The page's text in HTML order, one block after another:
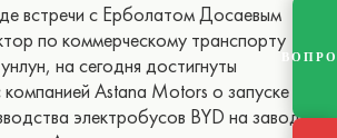
встречи с Ерболатом Досаевым
по коммерческому транспорту
на сегодня достигнуты
Astana Motors о запуске
электробусов BYD на заводе